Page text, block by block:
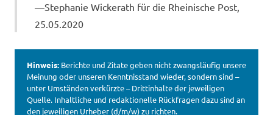
Stephanie Wickerath für die Rheinische Post,
25.05.2020
Hinweis: Berichte und Zitate geben nicht zwangsläufig unsere
Meinung oder unseren Kenntnisstand wieder, sondern sind –
unter Umständen verkürzte – Drittinhalte der jeweiligen
Quelle. Inhaltliche und redaktionelle Rückfragen dazu sind an
den jeweiligen Urheber (d/m/w) zu richten.